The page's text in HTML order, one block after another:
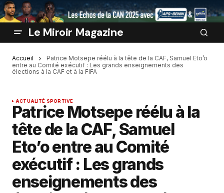
Le Miroir Magazine
Accueil
Patrice Motsepe réélu à la tête de la CAF, Samuel Eto’o
entre au Comité exécutif : Les grands enseignements des
élections à la CAF et à la FIFA
ACTUALITÉ SPORTIVE
Patrice Motsepe réélu à la
tête de la CAF, Samuel
Eto’o entre au Comité
exécutif : Les grands
enseignements des